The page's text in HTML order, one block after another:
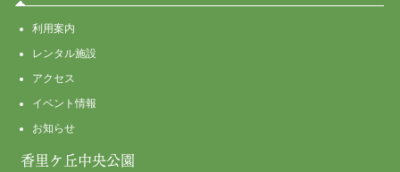
利用案内
レンタル施設
アクセス
イベント情報
お知らせ
香里ケ丘中央公園